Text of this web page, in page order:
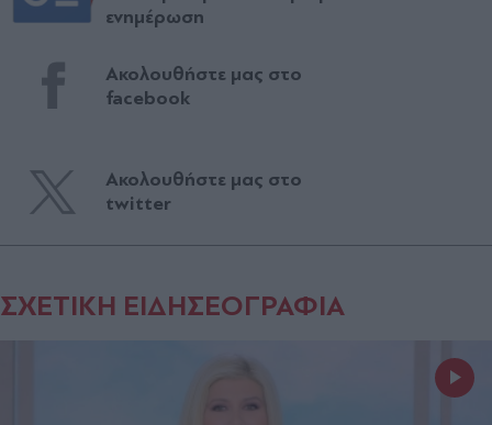
ενημέρωση
Ακολουθήστε μας στο
facebook
Ακολουθήστε μας στο
twitter
ΣΧΕΤΙΚΗ ΕΙΔΗΣΕΟΓΡΑΦΙΑ